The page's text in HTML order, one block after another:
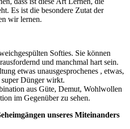
Es ist die besondere Zutat der
wir lernen.
Softies. Sie können
und manchmal hart sein.
etwas unausgesprochenes , etwas,
Dünger wirkt.
aus Güte, Demut, Wohlwollen
im Gegenüber zu sehen.
unseres Miteinanders